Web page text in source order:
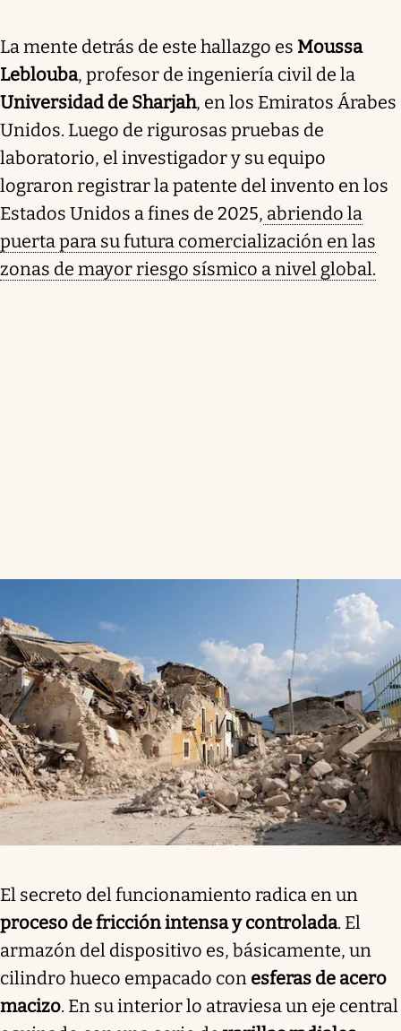
La mente detrás de este hallazgo es Moussa
Leblouba, profesor de ingeniería civil de la
Universidad de Sharjah, en los Emiratos Árabes
Unidos. Luego de rigurosas pruebas de
laboratorio, el investigador y su equipo
lograron registrar la patente del invento en los
Estados Unidos a fines de 2025, abriendo la
puerta para su futura comercialización en las
zonas de mayor riesgo sísmico a nivel global.
El secreto del funcionamiento radica en un
proceso de fricción intensa y controlada. El
armazón del dispositivo es, básicamente, un
cilindro hueco empacado con esferas de acero
macizo. En su interior lo atraviesa un eje central